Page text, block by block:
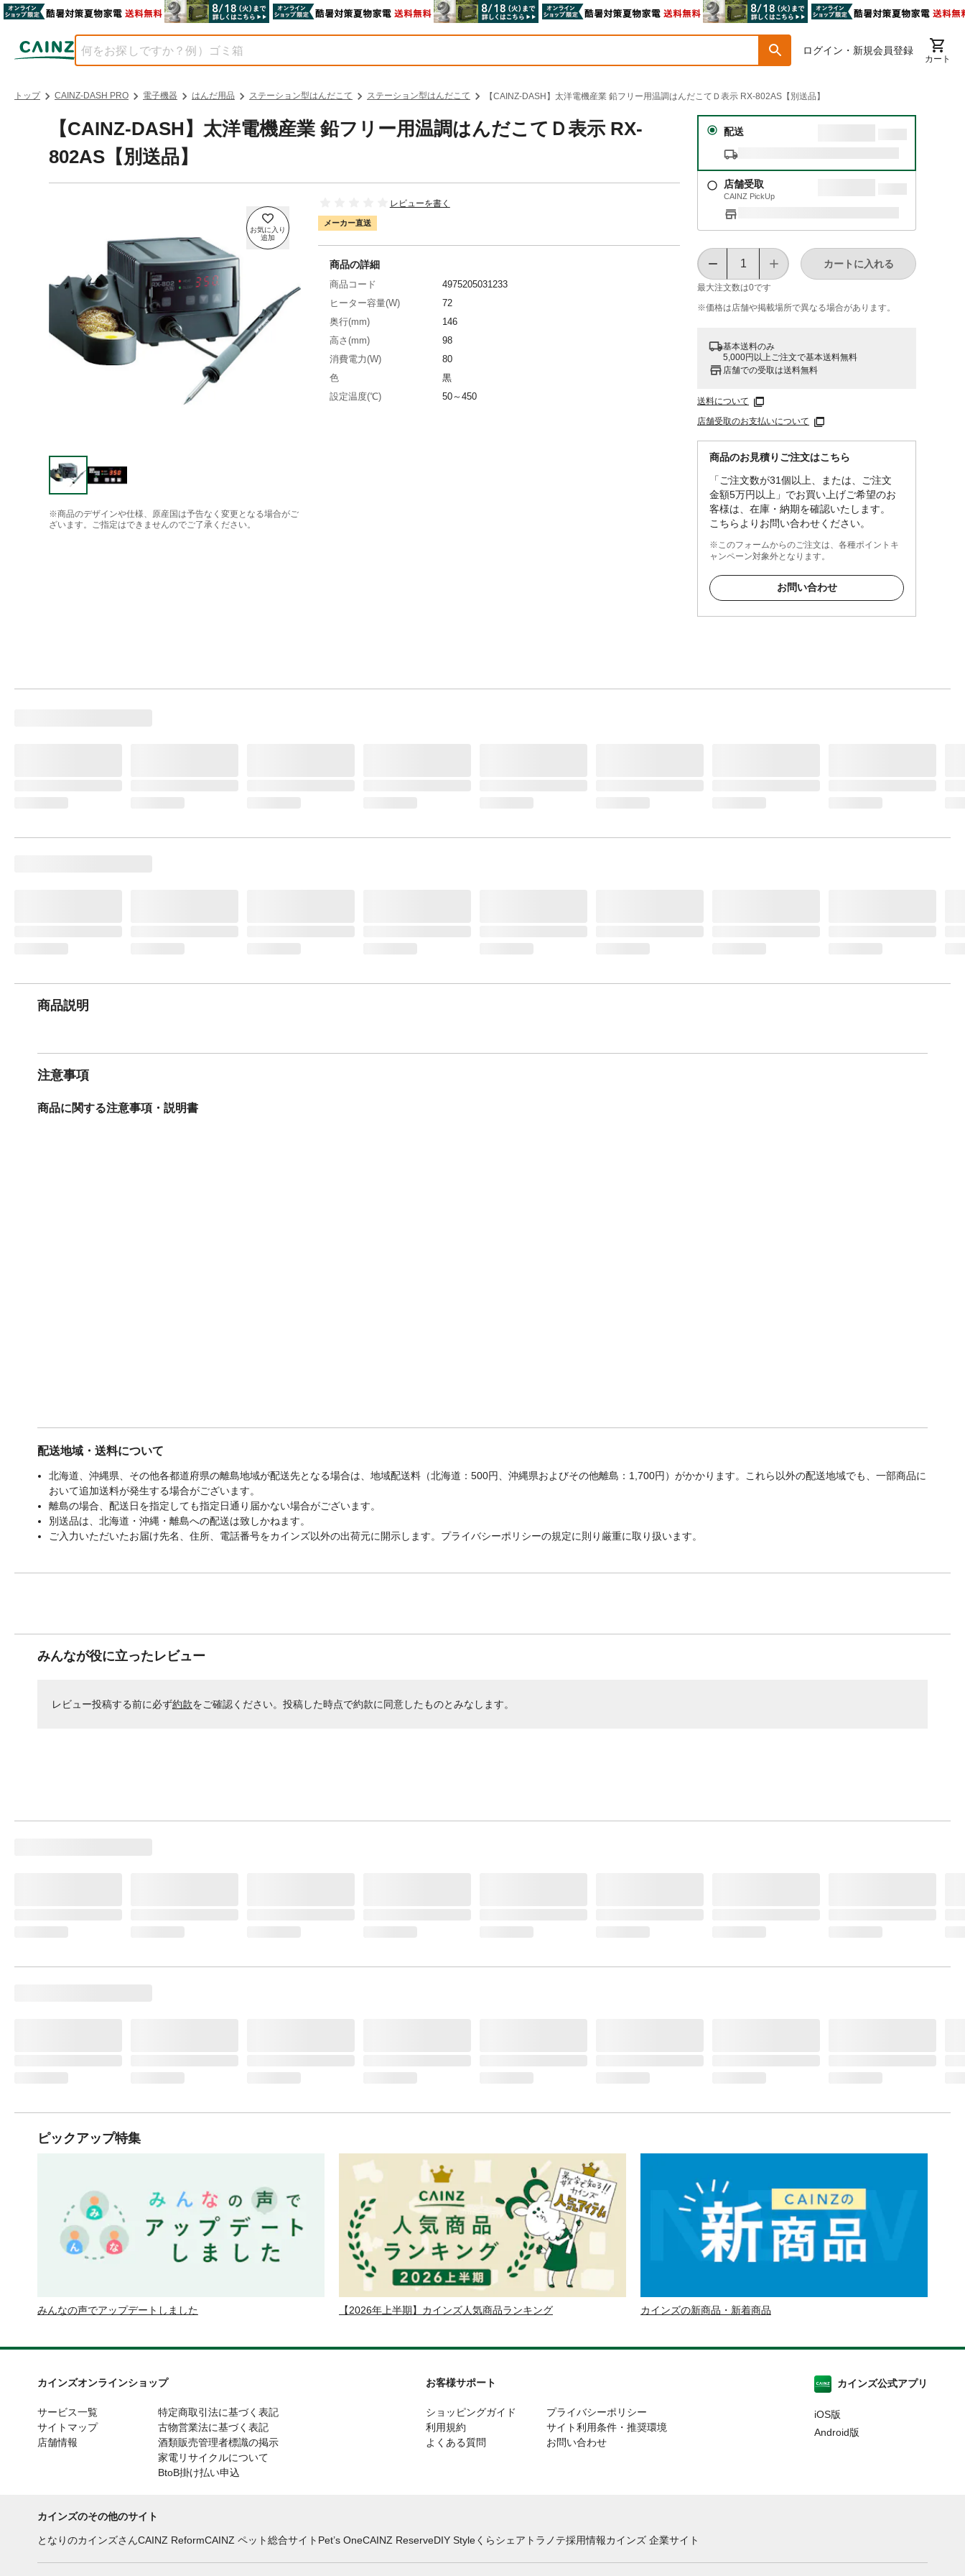
ログイン・新規会員登録
カート
トップ CAINZ-DASH PRO 電子機器 はんだ用品 ステーション型はんだこて ステーション型はんだこて 【CAINZ-DASH】太洋電機産業 鉛フリー用温調はんだこてＤ表示 RX-802AS【別送品】
【CAINZ-DASH】太洋電機産業 鉛フリー用温調はんだこてＤ表示 RX-
802AS【別送品】
※商品のデザインや仕様、原産国は予告なく変更となる場合がご
ざいます。ご指定はできませんのでご了承ください。
レビューを書く
メーカー直送
配送
店舗受取
CAINZ PickUp
最大注文数は0です
カートに入れる
※価格は​店舗や​掲載場所で​異なる​場合が​あります。
基本送料のみ
5,000円以上ご注文で基本送料無料
店舗での受取は送料無料
送料について
店舗受取のお支払いについて
商品のお見積りご注文はこちら
「ご注文数が31個以上、または、ご注文
金額5万円以上」でお買い上げご希望のお
客様は、在庫・納期を確認いたします。
こちらよりお問い合わせください。
※このフォームからのご注文は、各種ポイントキ
ャンペーン対象外となります。
お問い合わせ
商品の詳細
商品コード
4975205031233
ヒーター容量(W)
72
奥行(mm)
146
高さ(mm)
98
消費電力(W)
80
色
黒
設定温度(℃)
50～450
商品説明
注意事項
商品に関する注意事項・説明書
配送地域・送料について
北海道、沖縄県、その他各都道府県の離島地域が配送先となる場合は、地域配送料（北海道：500円、沖縄県およびその他離島：1,700円）がかかります。これら以外の配送地域でも、一部商品に
おいて追加送料が発生する場合がございます。
離島の場合、配送日を指定しても指定日通り届かない場合がございます。
別送品は、北海道・沖縄・離島への配送は致しかねます。
ご入力いただいたお届け先名、住所、電話番号をカインズ以外の出荷元に開示します。プライバシーポリシーの規定に則り厳重に取り扱います。
みんなが役に立ったレビュー
レビュー投稿する前に必ず約款をご確認ください。投稿した時点で約款に同意したものとみなします。
ピックアップ特集
みんなの声でアップデートしました 【2026年上半期】カインズ人気商品ランキング カインズの新商品・新着商品
カインズオンラインショップ
サービス一覧
サイトマップ
店舗情報
特定商取引法に基づく表記
古物営業法に基づく表記
酒類販売管理者標識の掲示
家電リサイクルについて
BtoB掛け払い申込
お客様サポート
ショッピングガイド
利用規約
よくある質問
プライバシーポリシー
サイト利用条件・推奨環境
お問い合わせ
カインズ公式アプリ
iOS版
Android版
カインズのその他のサイト
となりのカインズさんCAINZ ReformCAINZ ペット総合サイト Pet’s OneCAINZ ReserveDIY Styleくらシェア トラノテ採用情報カインズ 企業サイト